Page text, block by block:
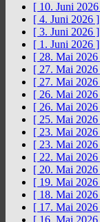
[ 10. Juni
[ 4. Juni 2026 ]
[ 3. Juni 2026 ]
[ 1. Juni 2026 ]
[ 28. Mai
[ 27. Mai
[ 27. Mai
[ 26. Mai
[ 26. Mai
[ 25. Mai
[ 23. Mai
[ 23. Mai
[ 22. Mai
[ 20. Mai
[ 19. Mai
[ 18. Mai
[ 17. Mai
[ 16. Mai